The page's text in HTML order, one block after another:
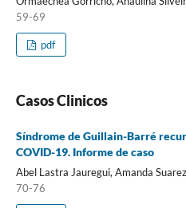
59-69
pdf
Casos Clinicos
Síndrome de Guillain-Barré
COVID-19. Informe de caso
Abel Lastra Jauregui, Amanda
70-76